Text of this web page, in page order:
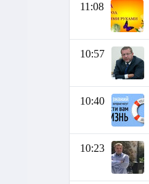
11:08
10:57
10:40
10:23